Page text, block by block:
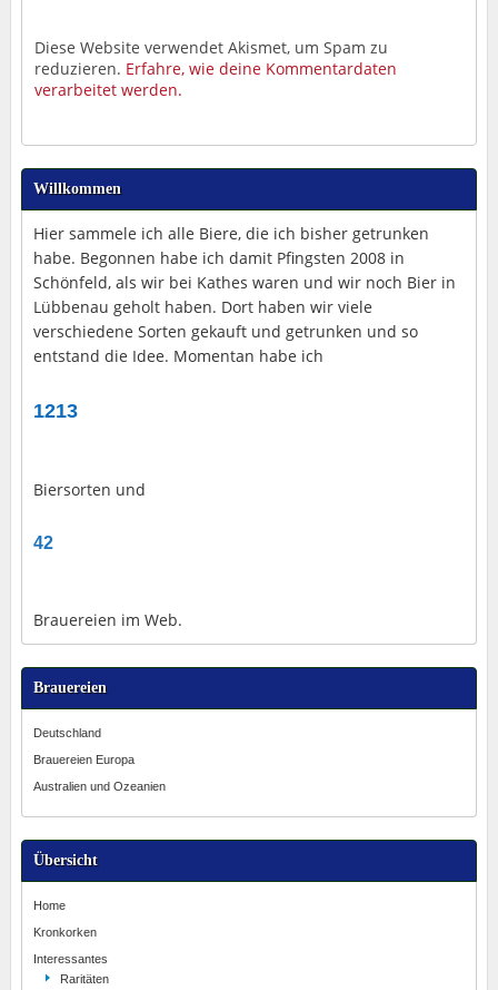
Diese Website verwendet Akismet, um Spam zu
reduzieren. Erfahre, wie deine Kommentardaten
verarbeitet werden.
Willkommen
Hier sammele ich alle Biere, die ich bisher getrunken
habe. Begonnen habe ich damit Pfingsten 2008 in
Schönfeld, als wir bei Kathes waren und wir noch Bier in
Lübbenau geholt haben. Dort haben wir viele
verschiedene Sorten gekauft und getrunken und so
entstand die Idee. Momentan habe ich
1213
Biersorten und
42
Brauereien im Web.
Brauereien
Deutschland
Brauereien Europa
Australien und Ozeanien
Übersicht
Home
Kronkorken
Interessantes
Raritäten